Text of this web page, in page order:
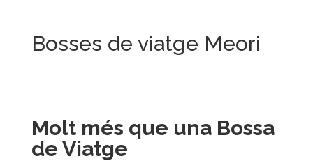
Bosses de viatge Meori
Molt més que una Bossa
de Viatge